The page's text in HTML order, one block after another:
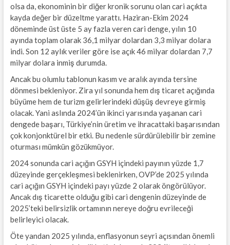
olsa da, ekonominin bir diğer kronik sorunu olan cari açıkta
kayda değer bir düzeltme yarattı. Haziran-Ekim 2024
döneminde üst üste 5 ay fazla veren cari denge, yılın 10
ayında toplam olarak 36,1 milyar dolardan 3,3 milyar dolara
indi. Son 12 aylık veriler göre ise açık 46 milyar dolardan 7,7
milyar dolara inmiş durumda.
Ancak bu olumlu tablonun kasım ve aralık ayında tersine
dönmesi bekleniyor. Zira yıl sonunda hem dış ticaret açığında
büyüme hem de turizm gelirlerindeki düşüş devreye girmiş
olacak. Yani aslında 2024’ün ikinci yarısında yaşanan cari
dengede başarı, Türkiye’nin üretim ve ihracattaki başarısından
çok konjonktürel bir etki. Bu nedenle sürdürülebilir bir zemine
oturması mümkün gözükmüyor.
2024 sonunda cari açığın GSYH içindeki payının yüzde 1,7
düzeyinde gerçekleşmesi beklenirken, OVP’de 2025 yılında
cari açığın GSYH içindeki payı yüzde 2 olarak öngörülüyor.
Ancak dış ticarette olduğu gibi cari dengenin düzeyinde de
2025’teki belirsizlik ortamının nereye doğru evrileceği
belirleyici olacak.
Öte yandan 2025 yılında, enflasyonun seyri açısından önemli